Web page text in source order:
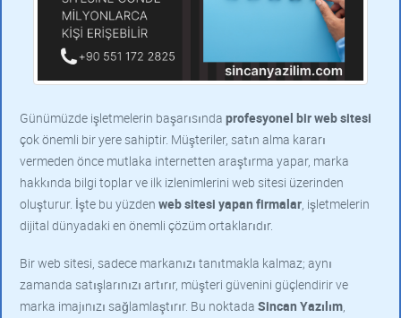
Günümüzde işletmelerin başarısında profesyonel bir web sitesi
çok önemli bir yere sahiptir. Müşteriler, satın alma kararı
vermeden önce mutlaka internetten araştırma yapar, marka
hakkında bilgi toplar ve ilk izlenimlerini web sitesi üzerinden
oluşturur. İşte bu yüzden web sitesi yapan firmalar, işletmelerin
dijital dünyadaki en önemli çözüm ortaklarıdır.
Bir web sitesi, sadece markanızı tanıtmakla kalmaz; aynı
zamanda satışlarınızı artırır, müşteri güvenini güçlendirir ve
marka imajınızı sağlamlaştırır. Bu noktada Sincan Yazılım,